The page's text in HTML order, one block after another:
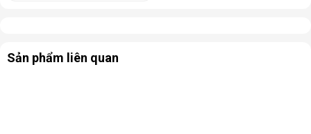
Sản phẩm liên quan